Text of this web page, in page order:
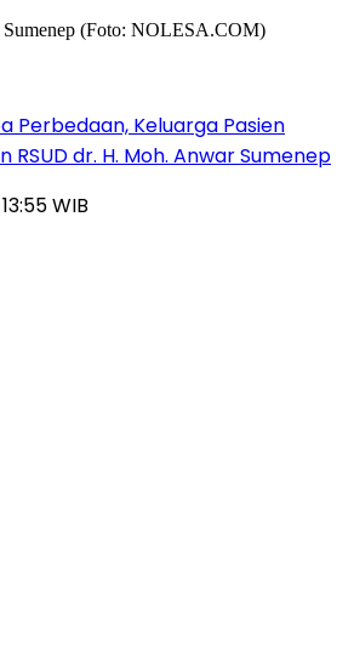
Perbedaan, Keluarga Pasien
RSUD dr. H. Moh. Anwar Sumenep
WIB